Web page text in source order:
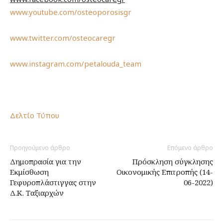
www.youtube.com/osteoporosisgr
www.twitter.com/osteocaregr
www.instagram.com/petalouda_team
Δελτίο Τύπου
Προηγούμενο άρθρο
Δημοπρασία για την
Εκμίσθωση
Γεφυροπλάστιγγας στην
Δ.Κ. Ταξιαρχών
Επόμενο άρθρο
Πρόσκληση σύγκλησης
Οικονομικής Επιτροπής (14-
06-2022)